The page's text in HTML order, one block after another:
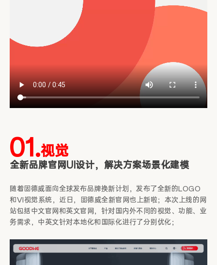
01.视觉
全新品牌官网UI设计，解决方案场景化建模
随着固德威面向全球发布品牌换新计划，发布了全新的LOGO
和VI视觉系统，近日，固德威全新官网也上新啦；本次上线的网
站包括中文官网和英文官网，针对国内外不同的视觉、功能、业
务需求，中英文针对本地化和国际化进行了分别优化；